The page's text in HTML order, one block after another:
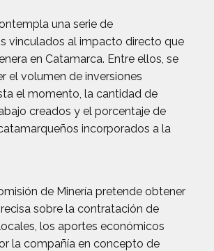
una serie de
vinculados al impacto directo que
en Catamarca. Entre ellos, se
el volumen de inversiones
el momento, la cantidad de
creados y el porcentaje de
incorporados a la
de Minería pretende obtener
sobre la contratación de
los aportes económicos
la compañía en concepto de